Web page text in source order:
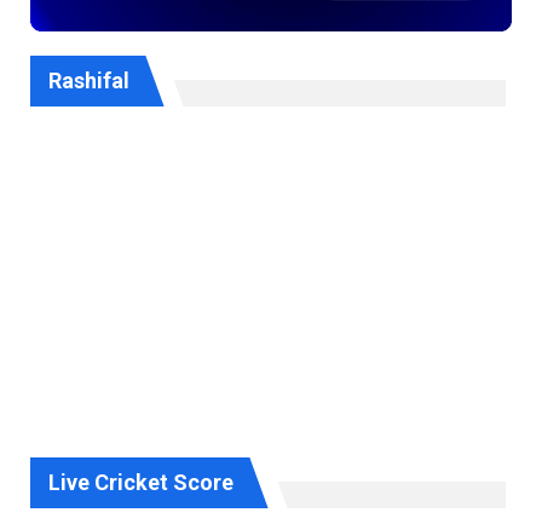
Rashifal
Live Cricket Score